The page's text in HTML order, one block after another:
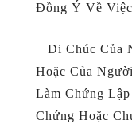
Đồng Ý Về
Di Chúc Của
Hoặc Của
Làm Chứng
Chứng Hoặc